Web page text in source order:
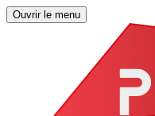
Ouvrir le menu